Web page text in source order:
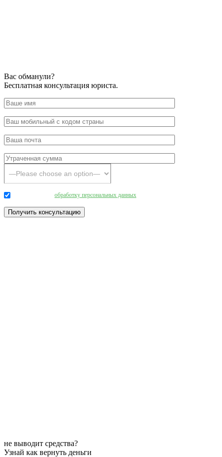
Вас обманули?
Бесплатная консультация юриста.
обработку персональных данных
не выводит средства?
Узнай как вернуть деньги